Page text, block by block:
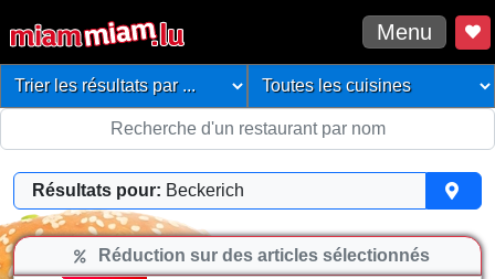
Menu
Résultats pour: Beckerich
Réduction sur des articles sélectionnés